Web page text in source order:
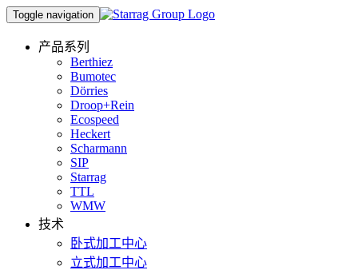
Toggle navigation
产品系列
Berthiez
Bumotec
Dörries
Droop+Rein
Ecospeed
Heckert
Scharmann
SIP
Starrag
TTL
WMW
技术
卧式加工中心
立式加工中心